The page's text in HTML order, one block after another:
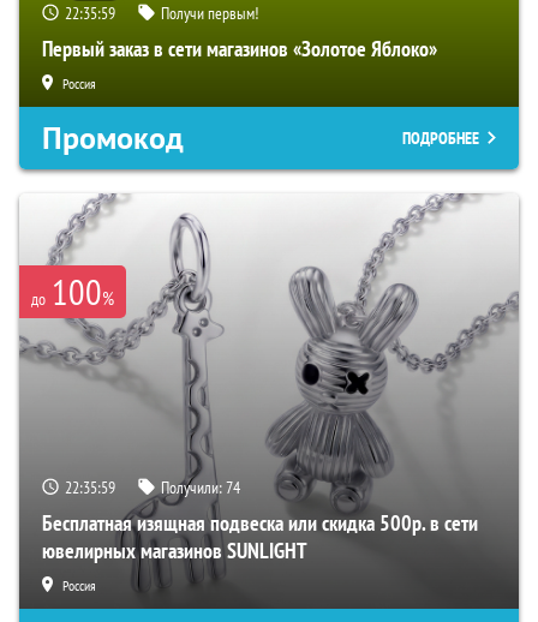
22:35:58 Получи первым!
Первый заказ в сети магазинов «Золотое Яблоко»
Россия
Промокод ПОДРОБНЕЕ
до 100%
22:35:58 Получили:74
Бесплатная изящная подвеска или скидка 500р. в сети
ювелирных магазинов SUNLIGHT
Россия